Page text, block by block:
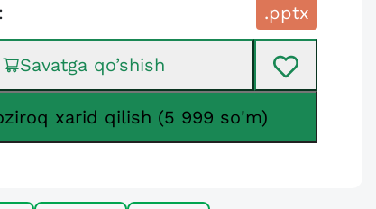
.pptx
Savatga qo’shish
xarid qilish (5 999 so'm)